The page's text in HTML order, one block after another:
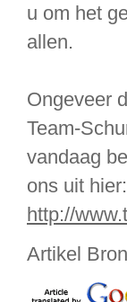
u om het
allen.
Ongeveer
Team-
vandaag
ons uit hier:
http://
Artikel